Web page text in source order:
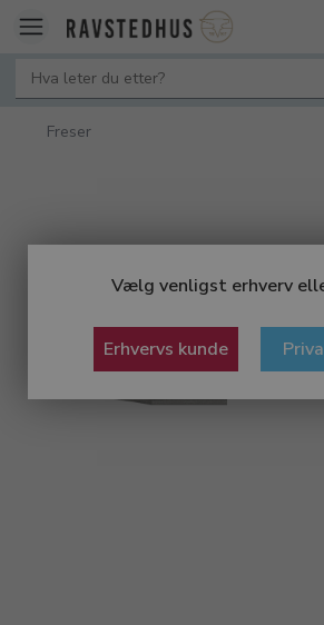
Vælg venligst erhverv
Erhvervs kunde
Freser